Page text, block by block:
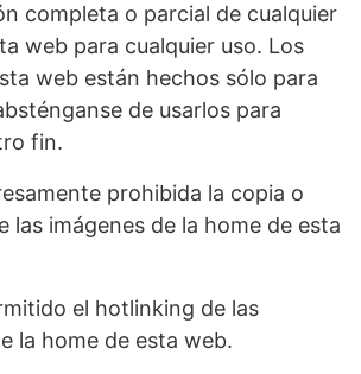
completa o parcial de cualquier
web para cualquier uso. Los
web están hechos sólo para
de usarlos para
fin.
prohibida la copia o
las imágenes de la home de esta
el hotlinking de las
la home de esta web.